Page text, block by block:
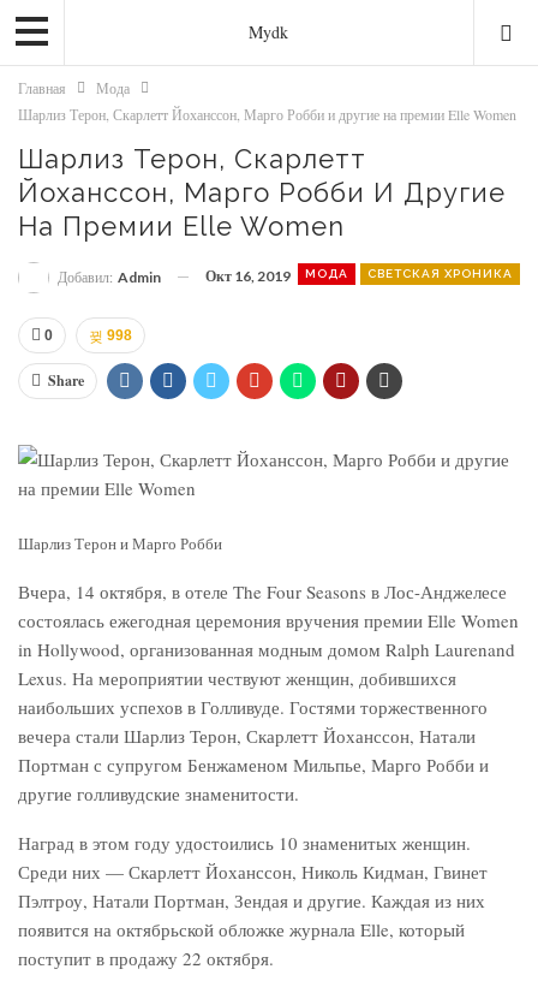
Mydk
Главная
Мода
Шарлиз Терон, Скарлетт Йоханссон, Марго Робби и другие на премии Elle Women
Шарлиз Терон, Скарлетт
Йоханссон, Марго Робби И Другие
На Премии Elle Women
МОДА СВЕТСКАЯ ХРОНИКА
Добавил: Admin Окт 16, 2019
0 998
Share
Шарлиз Терон и Марго Робби
Вчера, 14 октября, в отеле The Four Seasons в Лос-Анджелесе
состоялась ежегодная церемония вручения премии Elle Women
in Hollywood, организованная модным домом Ralph Laurenand
Lexus. На мероприятии чествуют женщин, добившихся
наибольших успехов в Голливуде. Гостями торжественного
вечера стали Шарлиз Терон, Скарлетт Йоханссон, Натали
Портман с супругом Бенжаменом Мильпье, Марго Робби и
другие голливудские знаменитости.
Наград в этом году удостоились 10 знаменитых женщин.
Среди них — Скарлетт Йоханссон, Николь Кидман, Гвинет
Пэлтроу, Натали Портман, Зендая и другие. Каждая из них
появится на октябрьской обложке журнала Elle, который
поступит в продажу 22 октября.